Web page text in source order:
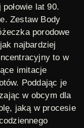
lat 90.
. Zestaw Body
porodowe
najbardziej
to w
imitacje
Poddając je
w obcym dla
jaką w procesie